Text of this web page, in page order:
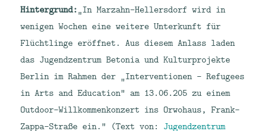
Hintergrund:„In Marzahn-Hellersdorf wird in
wenigen Wochen eine weitere Unterkunft für
Flüchtlinge eröffnet. Aus diesem Anlass laden
das Jugendzentrum Betonia und Kulturprojekte
Berlin im Rahmen der „Interventionen – Refugees
in Arts and Education“ am 13.06.205 zu einem
Outdoor-Willkommenkonzert ins Orwohaus, Frank-
Zappa-Straße ein.“ (Text von: Jugendzentrum